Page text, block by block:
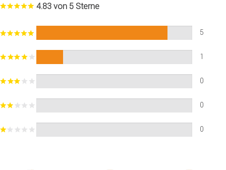
4.83 von 5 Sterne
5
1
0
0
0